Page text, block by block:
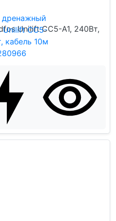
Unilift CC5-A1, 240Вт,